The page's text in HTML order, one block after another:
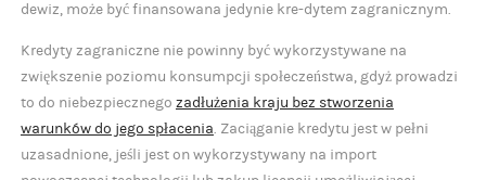
dewiz, może być finansowana jedynie kre-dytem zagranicznym.
Kredyty zagraniczne nie powinny być wykorzystywane na
zwiększenie poziomu konsumpcji społeczeństwa, gdyż prowadzi
to do niebezpiecznego zadłużenia kraju bez stworzenia
warunków do jego spłacenia. Zaciąganie kredytu jest w pełni
uzasadnione, jeśli jest on wykorzystywany na import